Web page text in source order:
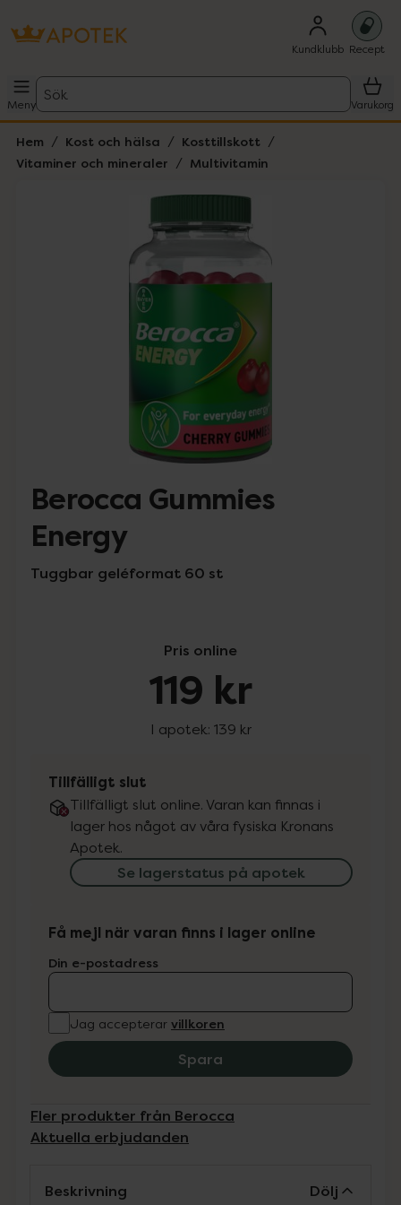
Kundklubb Recept
Meny
Sök
Varukorg
Hem Kost och hälsa
Kosttillskott
Vitaminer och mineraler
Multivitamin
Lista: . Innehåller 1 objekt.
Berocca Gummies
Energy
Tuggbar geléformat 60 st
Pris online
119 kr
I apotek: 139 kr
Tillfälligt slut
Tillfälligt slut online. Varan kan finnas i
lager hos något av våra fysiska Kronans
Apotek.
Se lagerstatus på apotek
Få mejl när varan finns i lager online
Din e-postadress
Jag accepterar villkoren
Spara
Fler produkter från Berocca
Aktuella erbjudanden
Beskrivning Dölj